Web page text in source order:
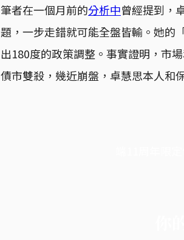
筆者在一個月前的分析中曾經提到，
題，一步走錯就可能全盤皆輸。她的
出180度的政策調整。事實證明，市
債市雙殺，幾近崩盤，卓慧思本人和